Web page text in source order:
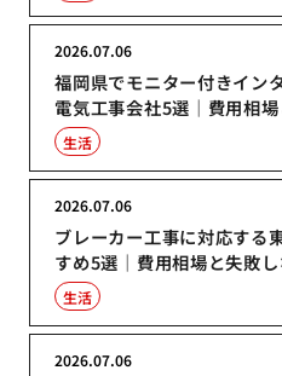
福岡県でモニター付きイン
電気工事会社5選｜費用相
2026.07.06
生活
ブレーカー工事に対応する
すめ5選｜費用相場と失敗
2026.07.06
生活
2026.07.06